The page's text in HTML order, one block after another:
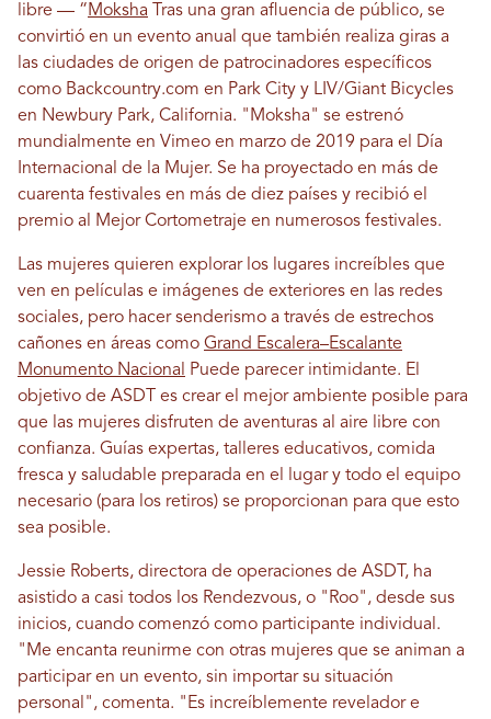
libre — “ Moksha Tras una gran afluencia de público, se
convirtió en un evento anual que también realiza giras a
las ciudades de origen de patrocinadores específicos
como Backcountry.com en Park City y LIV/Giant Bicycles
en Newbury Park, California. "Moksha" se estrenó
mundialmente en Vimeo en marzo de 2019 para el Día
Internacional de la Mujer. Se ha proyectado en más de
cuarenta festivales en más de diez países y recibió el
premio al Mejor Cortometraje en numerosos festivales.
Las mujeres quieren explorar los lugares increíbles que
ven en películas e imágenes de exteriores en las redes
sociales, pero hacer senderismo a través de estrechos
cañones en áreas como Grand Escalera–Escalante
Monumento Nacional
Puede parecer intimidante. El
objetivo de ASDT es crear el mejor ambiente posible para
que las mujeres disfruten de aventuras al aire libre con
confianza. Guías expertas, talleres educativos, comida
fresca y saludable preparada en el lugar y todo el equipo
necesario (para los retiros) se proporcionan para que esto
sea posible.
Jessie Roberts, directora de operaciones de ASDT, ha
asistido a casi todos los Rendezvous, o "Roo", desde sus
inicios, cuando comenzó como participante individual.
"Me encanta reunirme con otras mujeres que se animan a
participar en un evento, sin importar su situación
personal", comenta. "Es increíblemente revelador e